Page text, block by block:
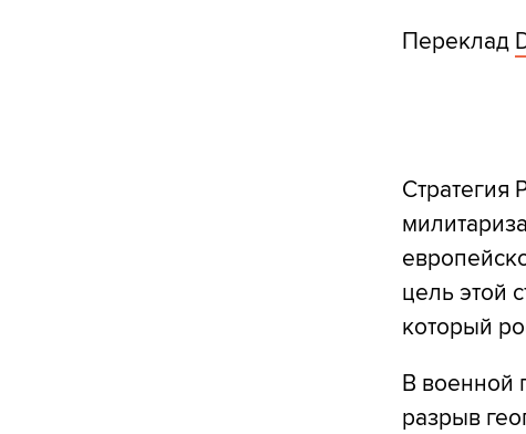
Переклад
Стратегия
цель этой
который
В военной
разрыв